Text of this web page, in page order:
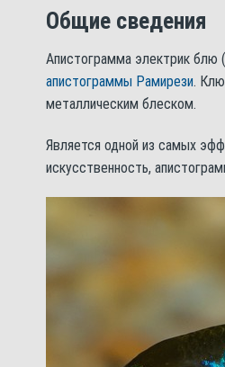
Общие сведения
Апистограмма электрик блю
апистограммы Рамирези.
металлическим блеском.
Является одной из самых
искусственность,